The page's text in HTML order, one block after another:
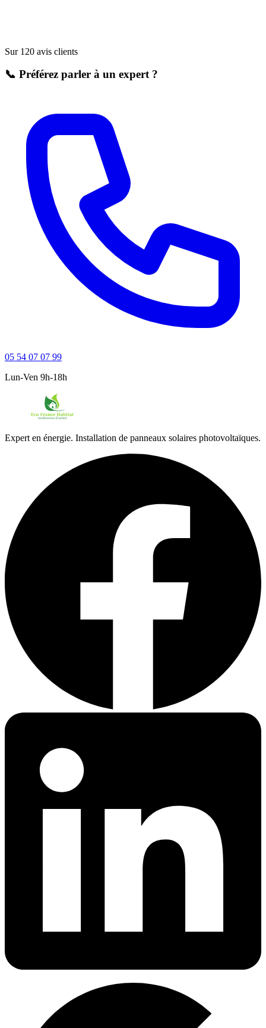
Sur 120 avis clients
📞 Préférez parler à un expert ?
05 54 07 07 99
Lun-Ven 9h-18h
Expert en énergie. Installation de panneaux solaires photovoltaïques.